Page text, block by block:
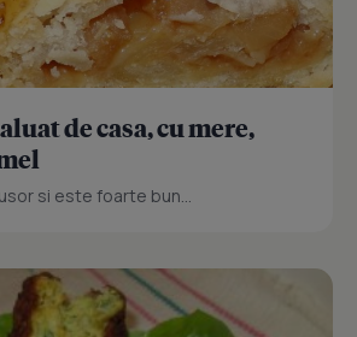
de casa, cu mere,
si este foarte bun...